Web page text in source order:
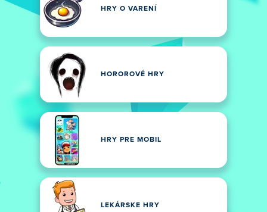
HRY O VARENÍ
HOROROVÉ HRY
HRY PRE MOBIL
LEKÁRSKE HRY